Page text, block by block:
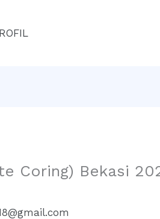
Coring) Bekasi